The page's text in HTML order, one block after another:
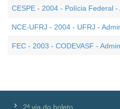
CESPE - 2004 - Polícia Federal -
NCE-UFRJ - 2004 - UFRJ -
FEC - 2003 - CODEVASF -
2ª via do boleto